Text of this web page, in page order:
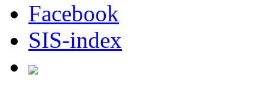
Facebook
SIS-index